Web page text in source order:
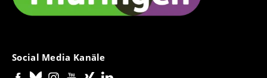
Social Media Kanäle